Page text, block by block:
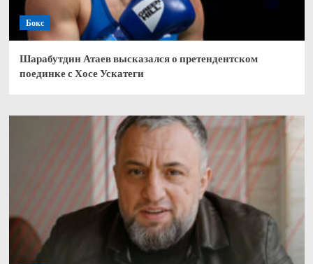
Бокс
Шарабутдин Атаев высказался о претендентском
поединке с Хосе Ускатеги